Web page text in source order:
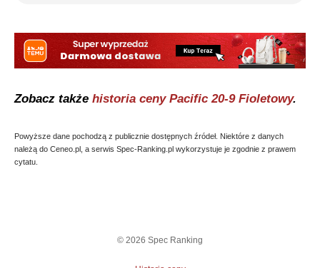
Zobacz także historia ceny Pacific 20-9 Fioletowy.
Powyższe dane pochodzą z publicznie dostępnych źródeł. Niektóre z danych
należą do Ceneo.pl, a serwis Spec-Ranking.pl wykorzystuje je zgodnie z prawem
cytatu.
© 2026 Spec Ranking